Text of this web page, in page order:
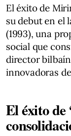
El éxito de
su debut en el
(1993), una
social que
director
innovadoras
El éxito de